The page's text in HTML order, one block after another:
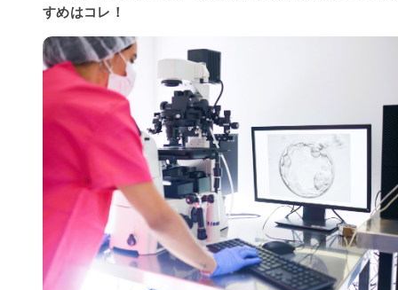
すめはコレ！